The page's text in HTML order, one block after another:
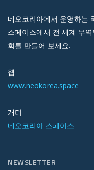
네오코리아에서 운영하는
스페이스에서 전 세계 무
회를 만들어 보세요.
웹
www.neokorea.space
개더
네오코리아 스페이스
NEWSLETTER